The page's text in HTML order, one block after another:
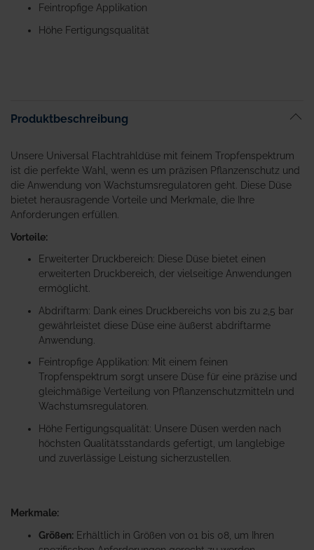
springenFeintropfige Applikation
Höhe Fertigungsqualität
Produktbeschreibung
Unsere Universal Flachtrahldüse mit feinem Tropfenspektrum
ist die perfekte Wahl, wenn es um präzisen Pflanzenschutz und
die Anwendung von Wachstumsregulatoren geht. Diese Düse
bietet herausragende Vorteile und Merkmale, die Ihre
Anforderungen erfüllen.
Vorteile:
Erweiterter Druckbereich: Diese Düse bietet einen
erweiterten Druckbereich, der vielseitige Anwendungen
ermöglicht.
Abdriftarm: Dank eines Druckbereichs von bis zu 2,5 bar
gewährleistet diese Düse eine äußerst abdriftarme
Anwendung.
Feintropfige Applikation: Mit einem feinen
Tropfenspektrum sorgt unsere Düse für eine präzise und
gleichmäßige Verteilung von Pflanzenschutzmitteln und
Wachstumsregulatoren.
Höhe Fertigungsqualität: Unsere Düsen werden nach
höchsten Qualitätsstandards gefertigt, um langlebige
und zuverlässige Leistung sicherzustellen.
Merkmale:
Größen: Erhältlich in Größen von 01 bis 08, um Ihren